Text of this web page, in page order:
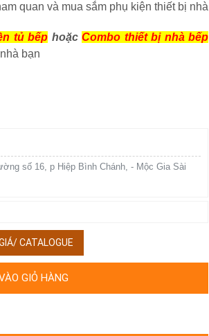
quan và mua sắm phụ kiện thiết bị nhà
tủ bếp hoặcCombo thiết bị nhà bếp
bạn
số 16, p Hiệp Bình Chánh, - Mộc Gia Sài
CATALOGUE
GIỎ HÀNG